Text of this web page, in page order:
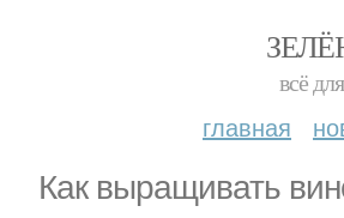
всё
главная
Как выращивать